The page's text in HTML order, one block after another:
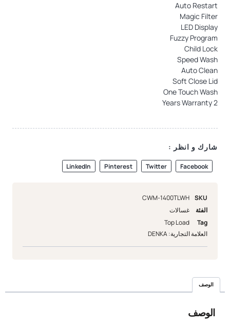
Auto Restart
Magic Filter
LED Display
Fuzzy Program
Child Lock
Speed Wash
Auto Clean
Soft Close Lid
One Touch Wash
2 Years Warranty
شارك و انظر :
Facebook
Twitter
Pinterest
LinkedIn
SKU
CWM-1400TLWH
الفئة
غسالات
Tag
Top Load
العلامة التجارية:DENKA
الوصف
الوصف